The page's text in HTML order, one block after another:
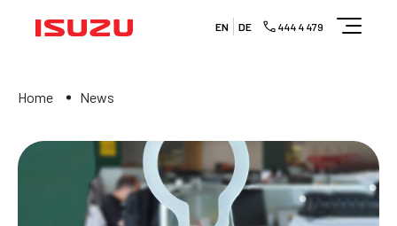
EN DE 444 4 479
Home News